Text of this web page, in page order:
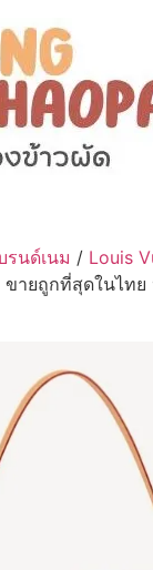
รนด์เนม / Louis
ายถูกที่สุดในไทย